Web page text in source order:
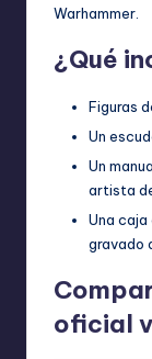
Warhammer.
¿Qué
Figuras
Un
Un
artista
Una
gravado
oficial